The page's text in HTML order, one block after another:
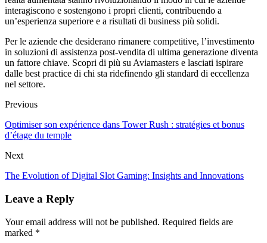
interagiscono e sostengono i propri clienti, contribuendo a
un’esperienza superiore e a risultati di business più solidi.
Per le aziende che desiderano rimanere competitive, l’investimento
in soluzioni di assistenza post-vendita di ultima generazione diventa
un fattore chiave. Scopri di più su Aviamasters e lasciati ispirare
dalle best practice di chi sta ridefinendo gli standard di eccellenza
nel settore.
Previous
Optimiser son expérience dans Tower Rush : stratégies et bonus
d’étage du temple
Next
The Evolution of Digital Slot Gaming: Insights and Innovations
Leave a Reply
Your email address will not be published. Required fields are
marked *